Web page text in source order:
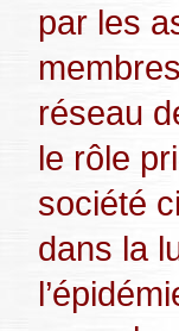
par les
réseau
le rôle
société
dans la